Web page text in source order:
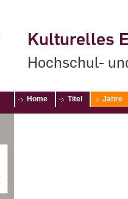
Kulturelles
Hochschul-
Home Titel Jahre